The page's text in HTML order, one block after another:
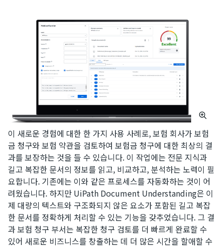
이 새로운 경험에 대한 한 가지 사용 사례로, 보험 회사가 보험
금 청구와 보험 약관을 검토하여 보험금 청구에 대한 최상의 결
과를 보장하는 것을 들 수 있습니다. 이 작업에는 전문 지식과
길고 복잡한 문서의 정보를 읽고, 비교하고, 분석하는 노력이 필
요합니다. 기존에는 이와 같은 프로세스를 자동화하는 것이 어
려웠습니다. 하지만 UiPath Document Understanding은 이
제 대량의 텍스트와 구조화되지 않은 요소가 포함된 길고 복잡
한 문서를 정확하게 처리할 수 있는 기능을 갖추었습니다. 그 결
과 보험 청구 부서는 복잡한 청구 검토를 더 빠르게 완료할 수
있어 새로운 비즈니스를 창출하는 데 더 많은 시간을 할애할 수